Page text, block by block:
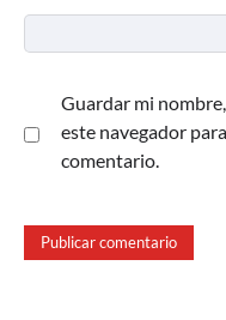
Guardar mi
este navegador
comentario.